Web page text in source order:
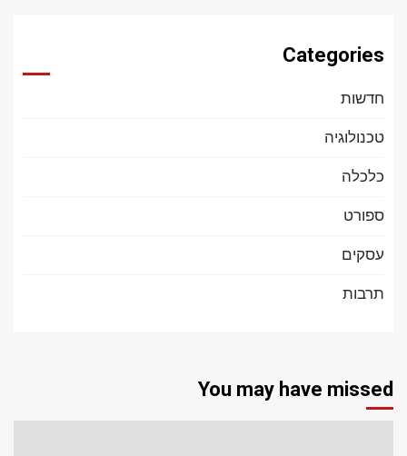
Categories
חדשות
טכנולוגיה
כלכלה
ספורט
עסקים
תרבות
You may have missed